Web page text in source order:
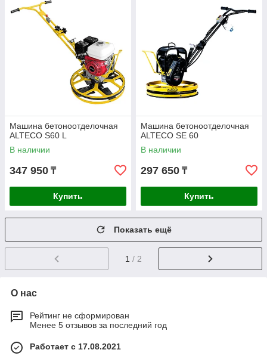
Машина бетоноотделочная
ALTECO S60 L
В наличии
347 950 ₸
Купить
Машина бетоноотделочная
ALTECO SE 60
В наличии
297 650 ₸
Купить
Показать ещё
1 / 2
О нас
Рейтинг не сформирован
Менее 5 отзывов за последний год
Работает с 17.08.2021